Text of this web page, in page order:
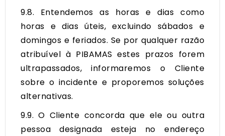
9.8. Entendemos as horas e dias como
horas e dias úteis, excluindo sábados e
domingos e feriados. Se por qualquer razão
atribuível à PIBAMAS estes prazos forem
ultrapassados, informaremos o Cliente
sobre o incidente e proporemos soluções
alternativas.
9.9. O Cliente concorda que ele ou outra
pessoa designada esteja no endereço